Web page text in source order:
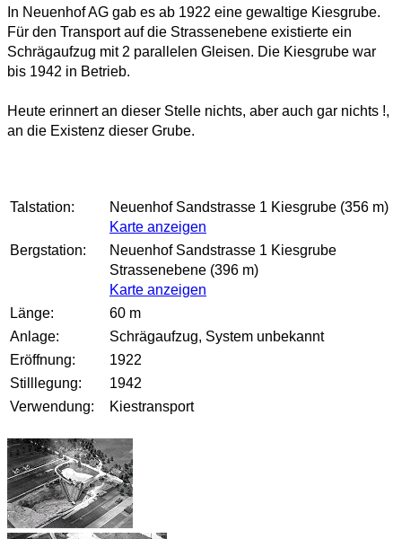
In Neuenhof AG gab es ab 1922 eine gewaltige Kiesgrube.
Für den Transport auf die Strassenebene existierte ein
Schrägaufzug mit 2 parallelen Gleisen. Die Kiesgrube war
bis 1942 in Betrieb.
Heute erinnert an dieser Stelle nichts, aber auch gar nichts !,
an die Existenz dieser Grube.
Talstation:
Neuenhof Sandstrasse 1 Kiesgrube (356 m)
Karte anzeigen
Bergstation:
Neuenhof Sandstrasse 1 Kiesgrube
Strassenebene (396 m)
Karte anzeigen
Länge:
60 m
Anlage:
Schrägaufzug, System unbekannt
Eröffnung:
1922
Stilllegung:
1942
Verwendung:
Kiestransport